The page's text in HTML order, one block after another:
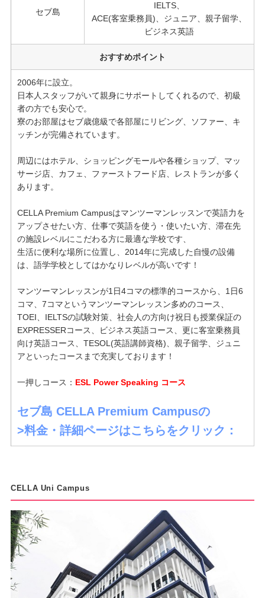
セブ島
IELTS、
ACE(客室乗務員)、ジュニア、親子留学、
ビジネス英語
おすすめポイント
2006年に設立。
日本人スタッフがいて親身にサポートしてくれるので、初級
者の方でも安心で。
寮のお部屋はセブ歳億級で各部屋にリビング、ソファー、キ
ッチンが完備されています。
周辺にはホテル、ショッピングモールや各種ショップ、マッ
サージ店、カフェ、ファーストフード店、レストランが多く
あります。
CELLA Premium Campusはマンツーマンレッスンで英語力を
アップさせたい方、仕事で英語を使う・使いたい方、滞在先
の施設レベルにこだわる方に最適な学校です、
生活に便利な場所に位置し、2014年に完成した自慢の設備
は、語学学校としてはかなりレベルが高いです！
マンツーマンレッスンが1日4コマの標準的コースから、1日6
コマ、7コマというマンツーマンレッスン多めのコース、
TOEI、IELTSの試験対策、社会人の方向け祝日も授業保証の
EXPRESSERコース、ビジネス英語コース、更に客室乗務員
向け英語コース、TESOL(英語講師資格)、親子留学、ジュニ
アといったコースまで充実しております！
一押しコース： ESL Power Speaking コース
セブ島 CELLA Premium Campusの
>料金・詳細ページはこちらをクリック：
CELLA Uni Campus